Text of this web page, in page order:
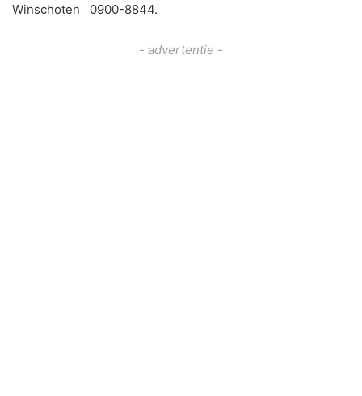
Winschoten 0900-8844.
- advertentie -